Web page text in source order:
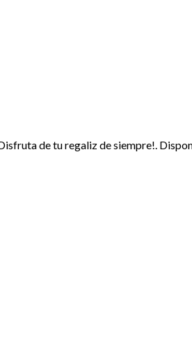
de tu regaliz de siempre!.